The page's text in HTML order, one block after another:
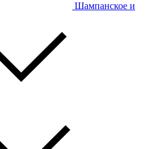
Шампанское и